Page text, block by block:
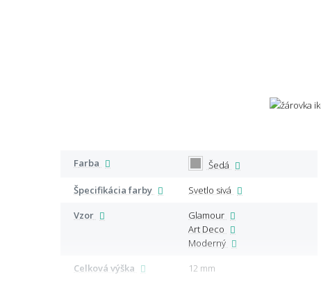
Farba
Šedá
Špecifikácia farby
Svetlo sivá
Vzor
Glamour
Art Deco
Moderný
Celková výška
12 mm